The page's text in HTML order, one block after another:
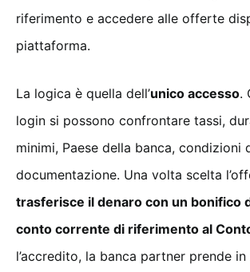
riferimento e accedere alle offerte
piattaforma.
La logica è quella dell’unico accesso.
login si possono confrontare tassi,
minimi, Paese della banca, condizioni
documentazione. Una volta scelta
trasferisce il denaro con un bonifico
conto corrente di riferimento al
l’accredito, la banca partner prende